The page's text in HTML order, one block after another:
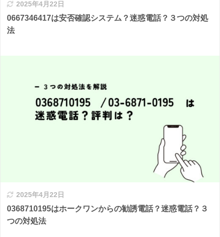
2025年4月22日
0667346417は安否確認システム？迷惑電話？３つの対処
法
2025年4月22日
0368710195はホークワンからの勧誘電話？迷惑電話？３
つの対処法